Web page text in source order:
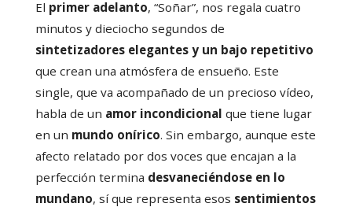
El primer adelanto, “Soñar”, nos regala cuatro
minutos y dieciocho segundos de
sintetizadores elegantes y un bajo repetitivo
que crean una atmósfera de ensueño. Este
single, que va acompañado de un precioso vídeo,
habla de un amor incondicional que tiene lugar
en un mundo onírico. Sin embargo, aunque este
afecto relatado por dos voces que encajan a la
perfección termina desvaneciéndose en lo
mundano, sí que representa esos sentimientos